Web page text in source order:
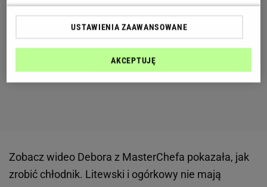
Zobacz wideo Debora z MasterChefa pokazała, jak
zrobić chłodnik. Litewski i ogórkowy nie mają
USTAWIENIA ZAAWANSOWANE
AKCEPTUJĘ